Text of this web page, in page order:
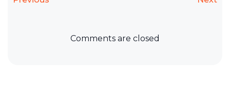
Comments are closed